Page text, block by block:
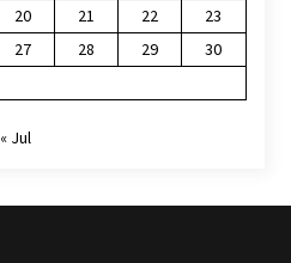
20 21 22
23
27 28 29
30
« Jul